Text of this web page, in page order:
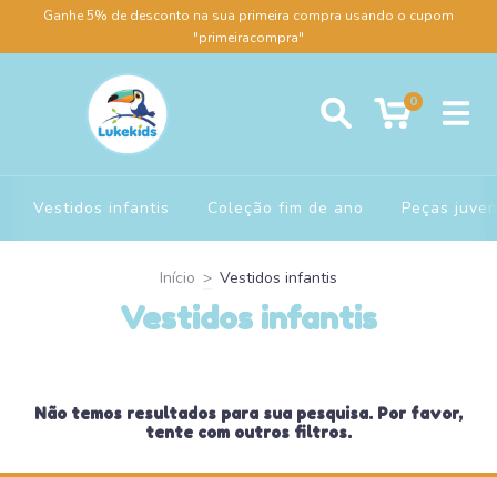
Ganhe 5% de desconto na sua primeira compra usando o cupom
"primeiracompra"
0
Vestidos infantis Coleção fim de ano Peças
Início > Vestidos infantis
Vestidos infantis
Não temos resultados para sua pesquisa. Por favor,
tente com outros filtros.